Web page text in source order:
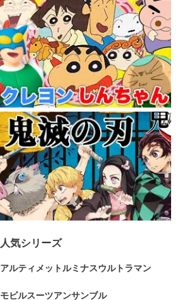
人気シリーズ
アルティメットルミナスウルトラマン
モビルスーツアンサンブル